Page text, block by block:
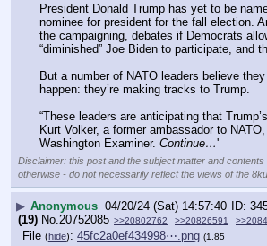
President Donald Trump has yet to be
nominee for president for the fall election.
the campaigning, debates if Democrats
“diminished” Joe Biden to participate, and
But a number of NATO leaders believe they
happen: they’re making tracks to Trump.
“These leaders are anticipating that
Kurt Volker, a former ambassador to
Washington Examiner. Continue…'
Disclaimer: this post and the subject matter and
otherwise - do not necessarily reflect the views of the
▶ Anonymous 04/20/24 (Sat) 14:57:40
(19) No. 20752085 >>20802762 >>20826591
File (hide): 45fc2a0ef434998⋯.png (1.85